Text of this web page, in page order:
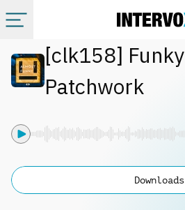
Kategorien
Labels
[clk158] Funky
Patchwork
Downloads